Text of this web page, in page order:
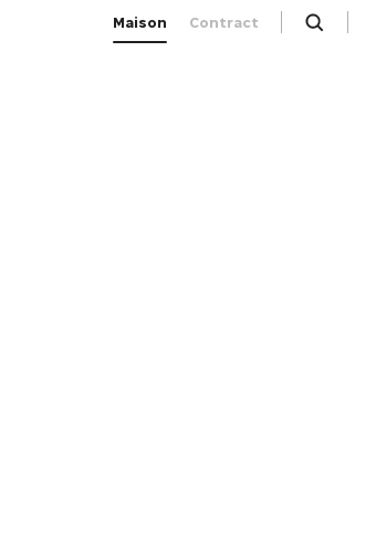
Maison Contract